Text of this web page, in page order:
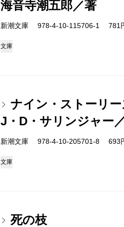
海音寺潮五郎／著
新潮文庫 978-4-10-115706-1 781
文庫
ナイン・ストーリ
J・D・サリンジャー
新潮文庫 978-4-10-205701-8 693
文庫
死の枝